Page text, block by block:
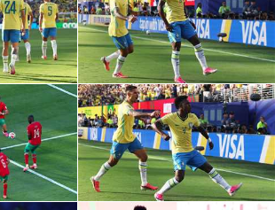
الدوري المصري
الدوري الإنجليزي الممتاز
الدوري الإسباني
الدوري الإيطالي
الدوري الألماني